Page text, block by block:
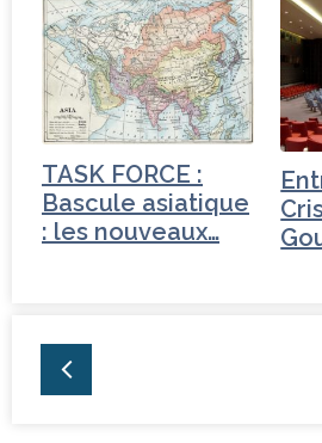
TASK FORCE :
Bascule asiatique
: les nouveaux…